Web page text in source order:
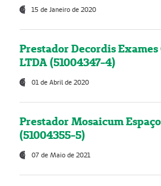
15 de Janeiro de 2020
Prestador Decordis
LTDA (51004347-4)
01 de Abril de 2020
Prestador Mosaicum
(51004355-5)
07 de Maio de 2021